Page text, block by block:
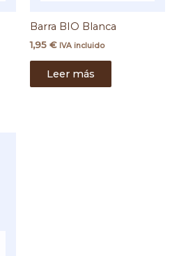
Barra BIO Blanca
1,95 € IVA incluido
Leer más